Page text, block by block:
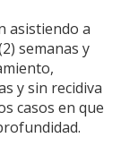
asistiendo a
semanas y
y sin recidiva
casos en que